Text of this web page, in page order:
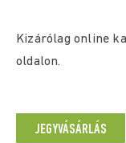
Kizárólag online
oldalon.
JEGYVÁSÁRLÁS